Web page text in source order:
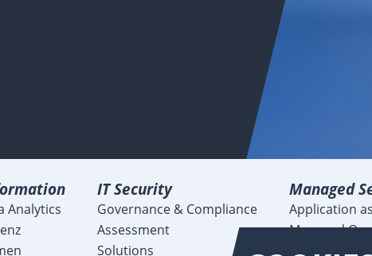
Analytics
IT Security
Governance & Compliance
Assessment
Solutions
Managed
Application
Managed
Managed